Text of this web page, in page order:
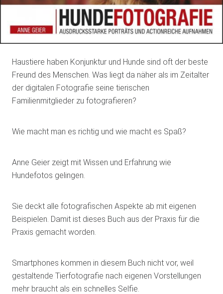
Haustiere haben Konjunktur und Hunde sind oft der beste
Freund des Menschen. Was liegt da näher als im Zeitalter
der digitalen Fotografie seine tierischen
Familienmitglieder zu fotografieren?
Wie macht man es richtig und wie macht es Spaß?
Anne Geier zeigt mit Wissen und Erfahrung wie
Hundefotos gelingen.
Sie deckt alle fotografischen Aspekte ab mit eigenen
Beispielen. Damit ist dieses Buch aus der Praxis für die
Praxis gemacht worden.
Smartphones kommen in diesem Buch nicht vor, weil
gestaltende Tierfotografie nach eigenen Vorstellungen
mehr braucht als ein schnelles Selfie.